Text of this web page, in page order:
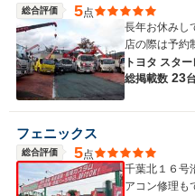
総合評価 5点
長年お休みし
店の際は予約
トヨタ スタ
総掲載数 23
フェニックス
総合評価 5点
千葉北１６号
アコン修理も